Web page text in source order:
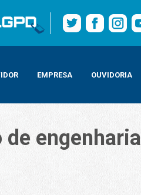
EMPRESA OUVIDORIA
engenharia